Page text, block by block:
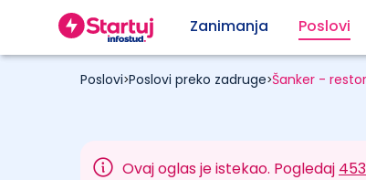
Zanimanja Poslovi
Poslovi>Poslovi preko zadruge>Šanker -
Ovaj oglas je istekao. Pogledaj 453